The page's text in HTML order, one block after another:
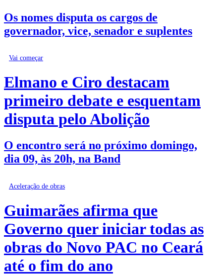
Os nomes disputa os cargos de
governador, vice, senador e suplentes
Vai começar
Elmano e Ciro destacam
primeiro debate e esquentam
disputa pelo Abolição
O encontro será no próximo domingo,
dia 09, às 20h, na Band
Aceleração de obras
Guimarães afirma que
Governo quer iniciar todas as
obras do Novo PAC no Ceará
até o fim do ano